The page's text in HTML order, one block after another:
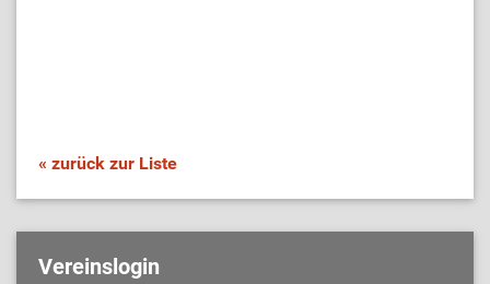
« zurück zur Liste
Vereinslogin